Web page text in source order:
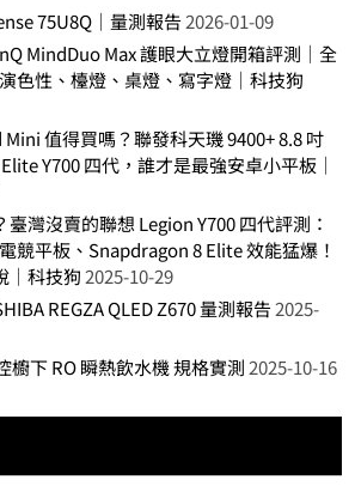
75U8Q｜量測報告2026-01-09
MindDuo Max 護眼大立燈開箱評測｜全
色性、檯燈、桌燈、寫字燈｜科技狗
Mini 值得買嗎？聯發科天璣 9400+ 8.8 吋
Y700 四代，誰才是最強安卓小平板｜
灣沒賣的聯想 Legion Y700 四代評測：
競平板、Snapdragon 8 Elite 效能猛爆！
｜科技狗 2025-10-29
REGZA QLED Z670 量測報告2025-
櫥下 RO 瞬熱飲水機 規格實測 2025-10-16